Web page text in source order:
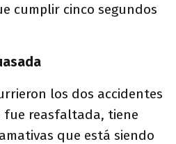
cumplir cinco segundos
los dos accidentes
fue reasfaltada, tiene
que está siendo